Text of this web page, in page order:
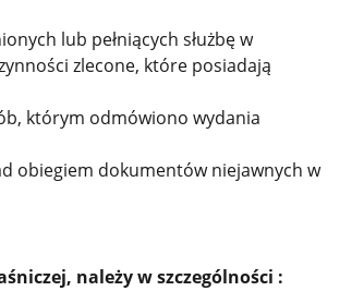
lub pełniących służbę w
zlecone, które posiadają
którym odmówiono wydania
obiegiem dokumentów niejawnych w
należy w szczególności :